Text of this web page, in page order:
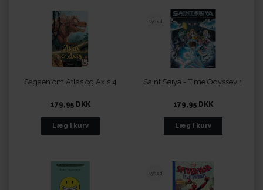
Sagaen om Atlas og Axis 4
179,95 DKK
Nyhed
Saint Seiya - Time Odyssey 1
179,95 DKK
Nyhed